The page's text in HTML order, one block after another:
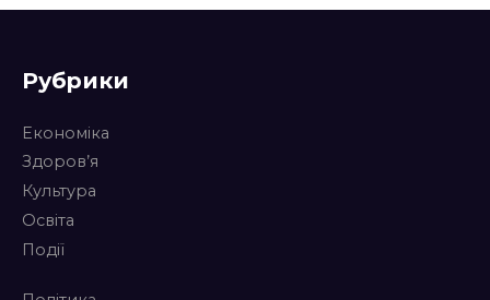
Рубрики
Економіка
Здоров’я
Культура
Освіта
Події